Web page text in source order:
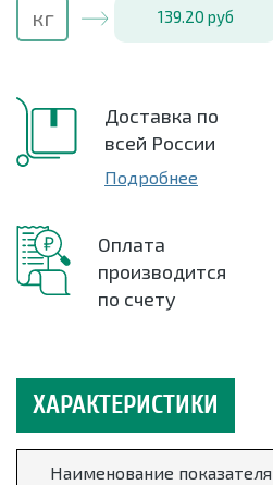
139.20 руб
Доставка по
всей России
Подробнее
Оплата
производится
по счету
ХАРАКТЕРИСТИКИ
Наименование показателя